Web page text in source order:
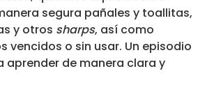
segura pañales y toallitas,
y otros sharps, así como
vencidos o sin usar. Un episodio
aprender de manera clara y